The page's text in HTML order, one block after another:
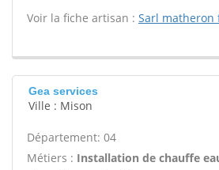
Voir la fiche artisan : Sarl matheron
Gea services
Ville : Mison
Département: 04
Métiers : Installation de chauffe